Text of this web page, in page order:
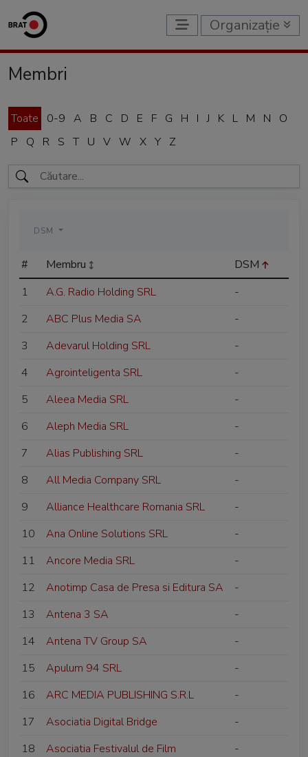
Organizație
Membri
Toate 0-9 A B C D E F G H I J K L M N
O
P
Q R S T U V W X Y Z
DSM
# Membru
DSM
1
A.G. Radio Holding SRL
-
2
ABC Plus Media SA
-
3
Adevarul Holding SRL
-
4
Agrointeligenta SRL
-
5
Aleea Media SRL
-
6
Aleph Media SRL
-
7
Alias Publishing SRL
-
8
All Media Company SRL
-
9
Alliance Healthcare Romania SRL
-
10
Ana Online Solutions SRL
-
11
Ancore Media SRL
-
12
Anotimp Casa de Presa si Editura SA
-
13
Antena 3 SA
-
14
Antena TV Group SA
-
15
Apulum 94 SRL
-
16
ARC MEDIA PUBLISHING S.R.L
-
17
Asociatia Digital Bridge
-
18
Asociatia Festivalul de Film
-